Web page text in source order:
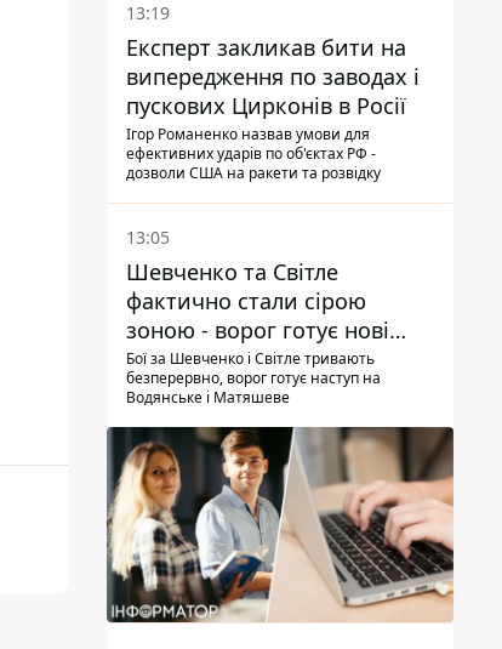
13:19
Експерт закликав бити на
випередження по заводах і
пускових Цирконів в Росії
Ігор Романенко назвав умови для
ефективних ударів по об'єктах РФ -
дозволи США на ракети та розвідку
13:05
Шевченко та Світле
фактично стали сірою
зоною - ворог готує нові
атаки на Добропільському
напрямку
Бої за Шевченко і Світле тривають
безперервно, ворог готує наступ на
Водянське і Матяшеве